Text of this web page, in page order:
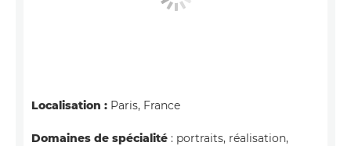
Localisation : Paris, France
Domaines de spécialité : portraits, réalisation,